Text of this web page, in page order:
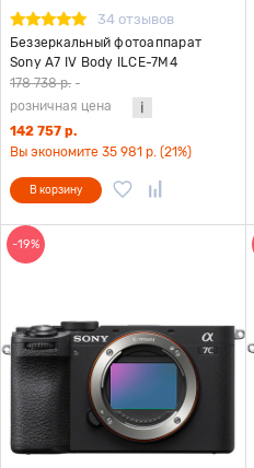
34 отзывов
Беззеркальный фотоаппарат
Sony A7 IV Body ILCE-7M4
178 738 р. -
розничная цена
142 757 р.
Вы экономите 35 981 р. (21%)
В корзину
-19%